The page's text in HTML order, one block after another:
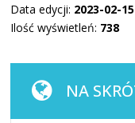
Data edycji: 2023-02-
Ilość wyświetleń: 738
NA